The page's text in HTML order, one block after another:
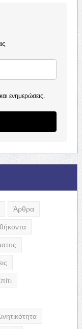
ενημερώσεις.
Άρθρα